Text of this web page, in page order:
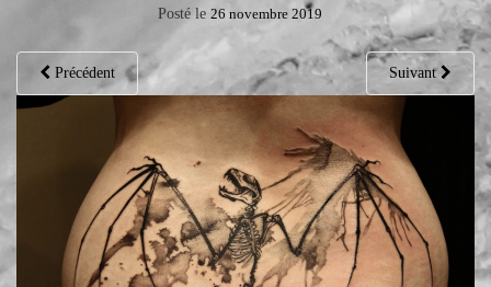
Posté le 26 novembre 2019
Précédent Suivant